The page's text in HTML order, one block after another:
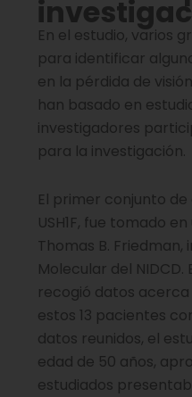
En el estudio, varios
para identificar
en la pérdida de
han basado en
investigadores
para la investigación.
El primer conjunto
USH1F, fue tomado
Thomas B.
Molecular del
recogió datos
estos 13 pacientes
datos reunidos, el
edad de 50 años,
estudiados